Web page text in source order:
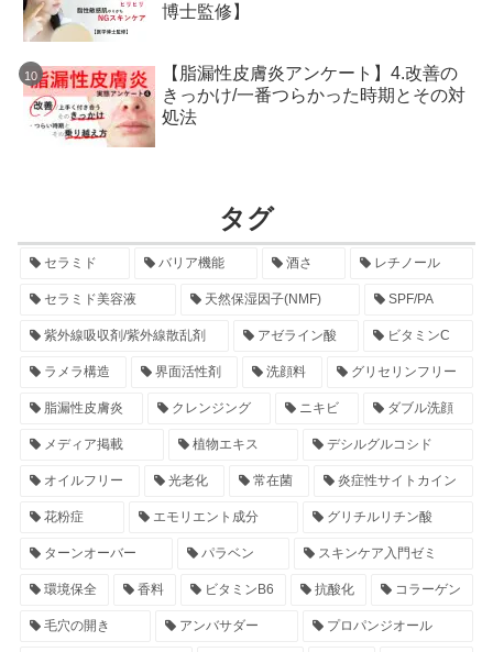
博士監修】
【脂漏性皮膚炎アンケート】4.改善の
きっかけ/一番つらかった時期とその対
処法
タグ
セラミド バリア機能 酒さ レチノール
セラミド美容液 天然保湿因子(NMF) SPF/PA
紫外線吸収剤/紫外線散乱剤 アゼライン酸 ビタミンC
ラメラ構造 界面活性剤 洗顔料 グリセリンフリー
脂漏性皮膚炎 クレンジング ニキビ ダブル洗顔
メディア掲載 植物エキス デシルグルコシド
オイルフリー 光老化 常在菌 炎症性サイトカイン
花粉症 エモリエント成分 グリチルリチン酸
ターンオーバー パラベン スキンケア入門ゼミ
環境保全 香料 ビタミンB6 抗酸化 コラーゲン
毛穴の開き アンバサダー プロパンジオール